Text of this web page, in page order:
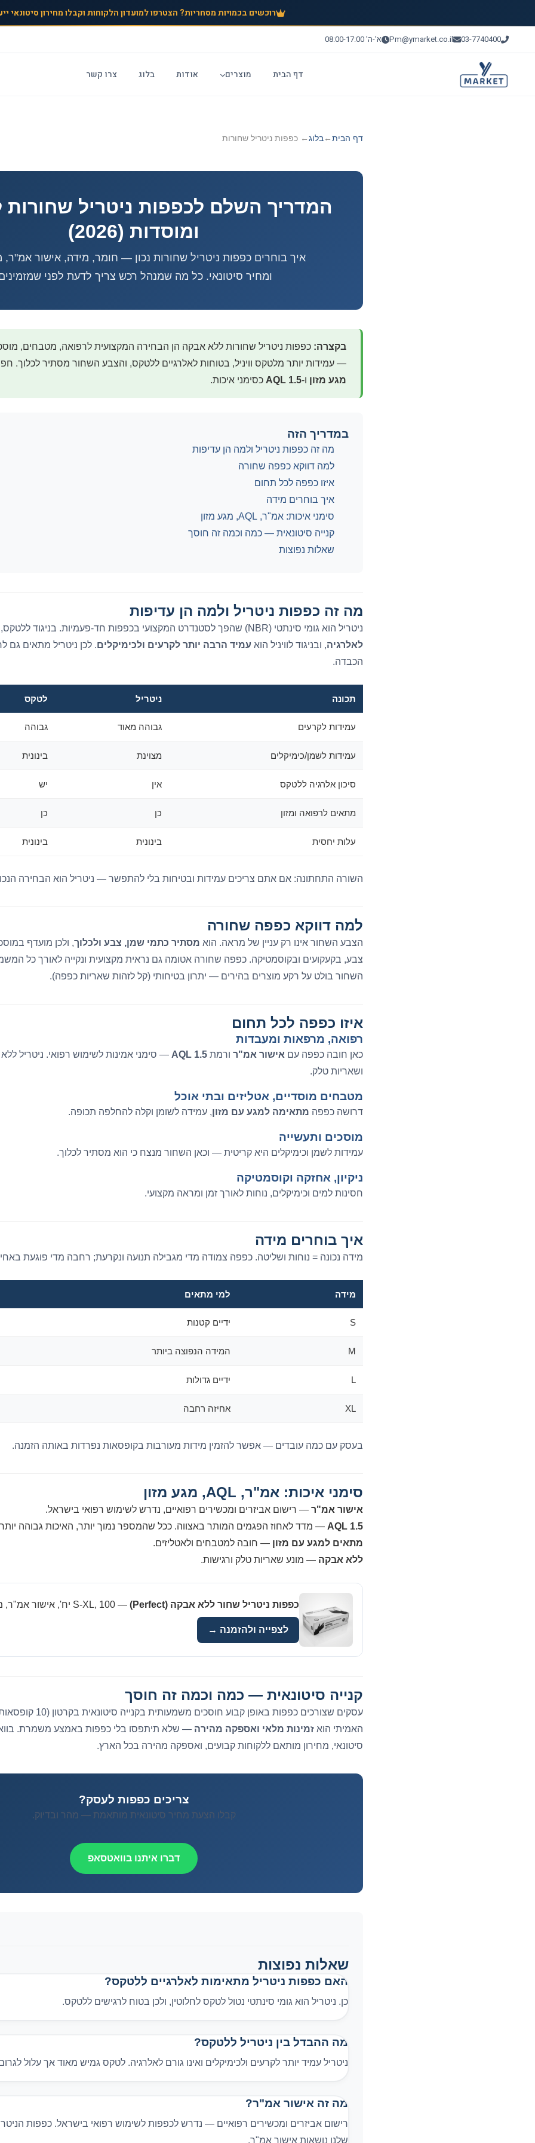
רוכשים בכמויות מסחריות? הצטרפו למועדון הלקוחות וקבלו מחירון סיטונאי
03-7740400
Pm@ymarket.co.il א'-ה' 08:00-17:00
דף הבית מוצרים אודות בלוג צרו קשר
דף הבית ← בלוג ← כפפות ניטריל שחורות
המדריך השלם לכפפות ניטריל
ומוסדות (2026)
איך בוחרים כפפות ניטריל שחורות נכון — חומר, מידה, אישור אמ"ר,
ומחיר סיטונאי. כל מה שמנהל רכש צריך לדעת לפני
בקצרה: כפפות ניטריל שחורות ללא אבקה הן הבחירה המקצועית לרפואה, מטבחים,
— עמידות יותר מלטקס וויניל, בטוחות לאלרגיים ללטקס, והצבע השחור מסתיר לכלוך.
מגע מזון ו-AQL 1.5 כסימני איכות.
במדריך הזה
מה זה כפפות ניטריל ולמה הן עדיפות
למה דווקא כפפה שחורה
איזו כפפה לכל תחום
איך בוחרים מידה
סימני איכות: אמ"ר, AQL, מגע מזון
קנייה סיטונאית — כמה וכמה זה חוסך
שאלות נפוצות
מה זה כפפות ניטריל ולמה הן עדיפות
ניטריל הוא גומי סינתטי (NBR) שהפך לסטנדרט המקצועי בכפפות חד-פעמיות. בניגוד ללטקס, הוא
לאלרגיה, ובניגוד לוויניל הוא עמיד הרבה יותר לקרעים ולכימיקלים. לכן ניטריל מתאים גם
הכבדה.
תכונה ניטריל לטקס
עמידות לקרעים גבוהה מאוד גבוהה
עמידות לשמן/כימיקלים מצוינת בינונית
סיכון אלרגיה ללטקס אין יש
מתאים לרפואה ומזון כן כן
עלות יחסית בינונית בינונית
השורה התחתונה: אם אתם צריכים עמידות ובטיחות בלי להתפשר — ניטריל הוא הבחירה
למה דווקא כפפה שחורה
הצבע השחור אינו רק עניין של מראה. הוא מסתיר כתמי שמן, צבע ולכלוך, ולכן מועדף
צבע, בקעקועים ובקוסמטיקה. כפפה שחורה אטומה גם נראית מקצועית ונקייה לאורך כל
השחור בולט על רקע מוצרים בהירים — יתרון בטיחותי (קל לזהות שאריות כפפה).
איזו כפפה לכל תחום
רפואה, מרפאות ומעבדות
כאן חובה כפפה עם אישור אמ"ר ורמת AQL 1.5 — סימני אמינות לשימוש רפואי. ניטריל
ושאריות טלק.
מטבחים מוסדיים, אטליזים ובתי אוכל
דרושה כפפה מתאימה למגע עם מזון, עמידה לשומן וקלה להחלפה תכופה.
מוסכים ותעשייה
עמידות לשמן וכימיקלים היא קריטית — וכאן השחור מנצח כי הוא מסתיר לכלוך.
ניקיון, אחזקה וקוסמטיקה
חסינות למים וכימיקלים, נוחות לאורך זמן ומראה מקצועי.
איך בוחרים מידה
מידה נכונה = נוחות ושליטה. כפפה צמודה מדי מגבילה תנועה ונקרעת; רחבה מדי פוגעת
מידה למי מתאים
S ידיים קטנות
M המידה הנפוצה ביותר
L ידיים גדולות
XL אחיזה רחבה
בעסק עם כמה עובדים — אפשר להזמין מידות מעורבות בקופסאות נפרדות באותה הזמנה.
סימני איכות: אמ"ר, AQL, מגע מזון
אישור אמ"ר — רישום אביזרים ומכשירים רפואיים, נדרש לשימוש רפואי בישראל.
AQL 1.5 — מדד לאחוז הפגמים המותר באצווה. ככל שהמספר נמוך יותר, האיכות גבוהה
מתאים למגע עם מזון — חובה למטבחים ולאטליזים.
ללא אבקה — מונע שאריות טלק ורגישות.
כפפות ניטריל שחור ללא אבקה (Perfect) — S-XL, 100 יח', אישור אמ"ר, מגע מזון, AQL 1.5.
לצפייה ולהזמנה →
קנייה סיטונאית — כמה וכמה זה חוסך
עסקים שצורכים כפפות
האמיתי הוא זמינות מלאי ואספקה מהירה — שלא תיתפסו בלי כפפות באמצע משמרת.
סיטונאי, מחירון מותאם ללקוחות קבועים, ואספקה מהירה בכל הארץ.
צריכים כפפות לעסק?
קבלו הצעת מחיר סיטונאית מותאמת — מהר ובדיוק.
דברו איתנו בוואטסאפ
שאלות נפוצות
האם כפפות ניטריל מתאימות לאלרגיים ללטקס?
כן. ניטריל הוא גומי סינתטי נטול לטקס לחלוטין, ולכן בטוח לרגישים ללטקס.
מה ההבדל בין ניטריל ללטקס?
ניטריל עמיד יותר לקרעים ולכימיקלים ואינו גורם לאלרגיה. לטקס גמיש מאוד אך עלול
מה זה אישור אמ"ר?
שלנו נושאות אישור אמ"ר.